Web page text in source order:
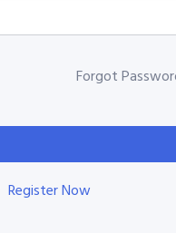
Forgot
Register Now